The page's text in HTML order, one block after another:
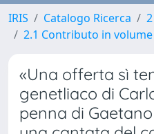
IRIS Catalogo Ricerca
2.1 Contributo in
«Una offerta sì
genetliaco di
penna di